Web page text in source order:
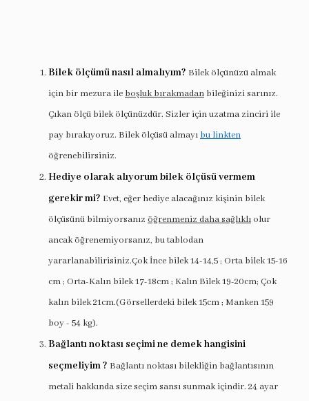
Bilek ölçümü nasıl almalıyım? Bilek ölçünüzü almak
için bir mezura ile boşluk bırakmadan bileğinizi sarınız.
Çıkan ölçü bilek ölçünüzdür. Sizler için uzatma zinciri ile
pay bırakıyoruz. Bilek ölçüsü almayı bu linkten
öğrenebilirsiniz.
Hediye olarak alıyorum bilek ölçüsü vermem
gerekir mi? Evet, eğer hediye alacağınız kişinin bilek
ölçüsünü bilmiyorsanız öğrenmeniz daha sağlıklı olur
ancak öğrenemiyorsanız, bu tablodan
yararlanabilirisiniz.Çok İnce bilek 14-14,5 ; Orta bilek 15-16
cm ; Orta-Kalın bilek 17-18cm ; Kalın Bilek 19-20cm; Çok
kalın bilek 21cm.(Görsellerdeki bilek 15cm ; Manken 159
boy - 54 kg).
Bağlantı noktası seçimi ne demek hangisini
seçmeliyim ? Bağlantı noktası bilekliğin bağlantısının
metali hakkında size seçim sansı sunmak içindir. 24 ayar